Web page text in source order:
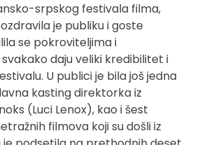
srpskog festivala filma,
je publiku i goste
se pokroviteljima i
daju veliki kredibilitet i
U publici je bila još jedna
kasting direktorka iz
(Luci Lenox), kao i šest
filmova koji su došli iz